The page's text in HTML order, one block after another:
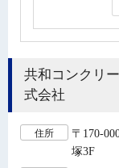
共和コンクリ
式会社
住所
〒170-
塚3F